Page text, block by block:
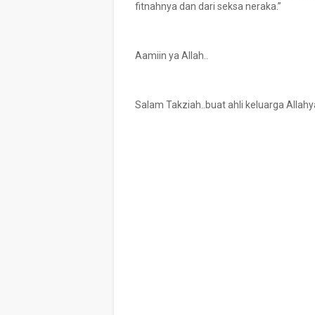
fitnahnya dan dari seksa neraka.”
Aamiin ya Allah..
Salam Takziah..buat ahli keluarga